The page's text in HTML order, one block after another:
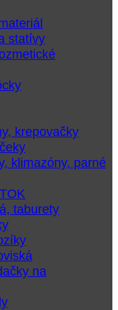
statívy
krepovačky
klimazóny, parné
taburety
na